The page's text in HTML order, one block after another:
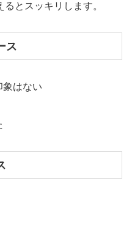
とスッキリします。
ス
象はない